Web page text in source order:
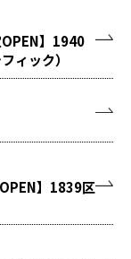
】1940
ィック）
】1839区